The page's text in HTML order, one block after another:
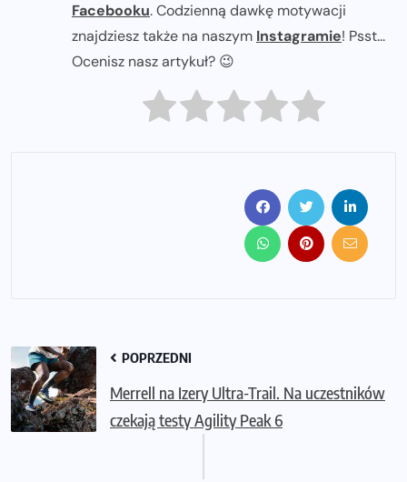
Facebooku. Codzienną dawkę motywacji
znajdziesz także na naszym Instagramie! Psst...
Ocenisz nasz artykuł? 😉
POPRZEDNI
Merrell na Izery Ultra-Trail. Na uczestników
czekają testy Agility Peak 6